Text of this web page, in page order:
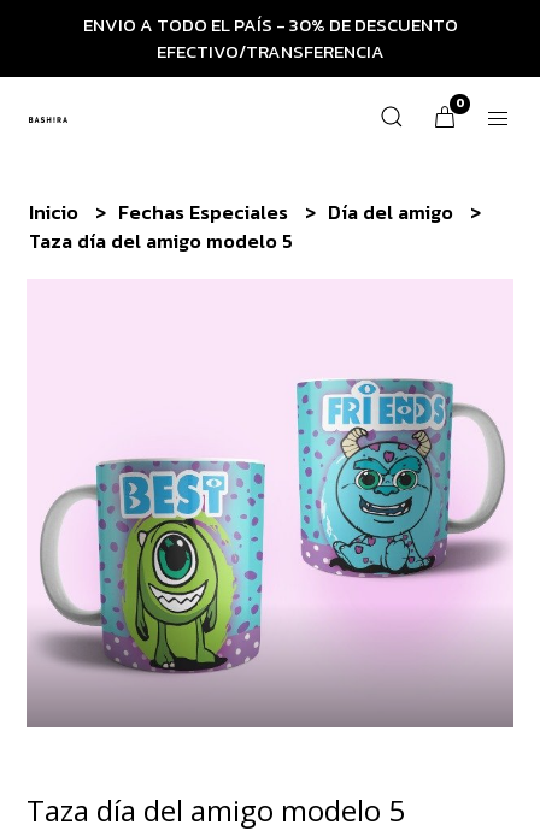
ENVIO A TODO EL PAÍS - 30% DE DESCUENTO
EFECTIVO/TRANSFERENCIA
0
Inicio Fechas Especiales
Día del amigo
Taza día del amigo modelo 5
Taza día del amigo modelo 5